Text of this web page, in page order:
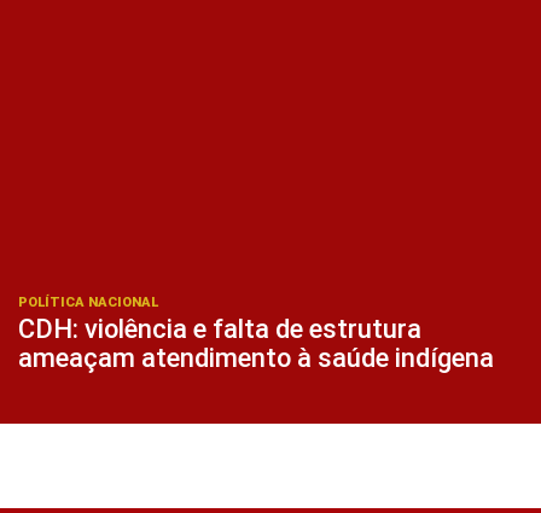
POLÍTICA NACIONAL
CDH: violência e falta de estrutura
ameaçam atendimento à saúde indígena